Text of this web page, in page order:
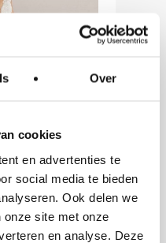
Over
cookies
en advertenties te
social media te bieden
Ook delen we
onze site met onze
en analyse. Deze